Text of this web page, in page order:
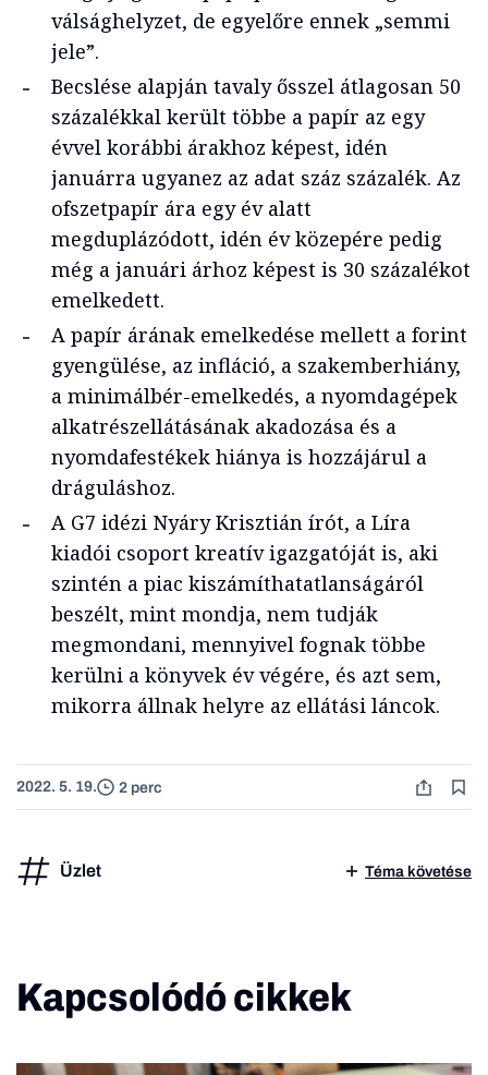
válsághelyzet, de egyelőre ennek „semmi
jele”.
Becslése alapján tavaly ősszel átlagosan 50
százalékkal került többe a papír az egy
évvel korábbi árakhoz képest, idén
januárra ugyanez az adat száz százalék. Az
ofszetpapír ára egy év alatt
megduplázódott, idén év közepére pedig
még a januári árhoz képest is 30 százalékot
emelkedett.
A papír árának emelkedése mellett a forint
gyengülése, az infláció, a szakemberhiány,
a minimálbér-emelkedés, a nyomdagépek
alkatrészellátásának akadozása és a
nyomdafestékek hiánya is hozzájárul a
dráguláshoz.
A G7 idézi Nyáry Krisztián írót, a Líra
kiadói csoport kreatív igazgatóját is, aki
szintén a piac kiszámíthatatlanságáról
beszélt, mint mondja, nem tudják
megmondani, mennyivel fognak többe
kerülni a könyvek év végére, és azt sem,
mikorra állnak helyre az ellátási láncok.
2022. 5. 19. 2 perc
Üzlet Téma követése
Kapcsolódó cikkek